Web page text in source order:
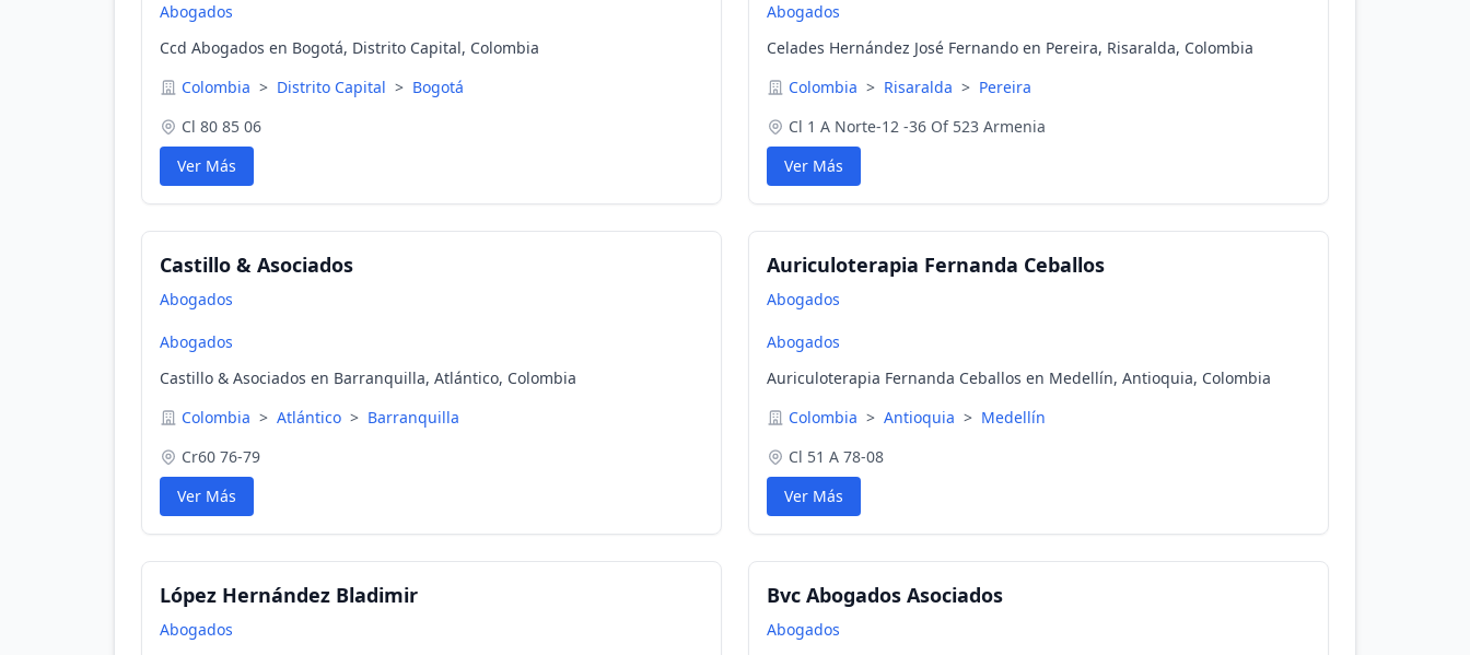
Abogados
Ccd Abogados en Bogotá, Distrito Capital, Colombia
Colombia > Distrito Capital > Bogotá
Cl 80 85 06
Ver Más
Abogados
Celades Hernández José Fernando en Pereira, Risaralda, Colombia
Colombia > Risaralda > Pereira
Cl 1 A Norte-12 -36 Of 523 Armenia
Ver Más
Castillo & Asociados
Abogados
Abogados
Castillo & Asociados en Barranquilla, Atlántico, Colombia
Colombia > Atlántico > Barranquilla
Cr60 76-79
Ver Más
Auriculoterapia Fernanda Ceballos
Abogados
Abogados
Auriculoterapia Fernanda Ceballos en Medellín, Antioquia, Colombia
Colombia > Antioquia > Medellín
Cl 51 A 78-08
Ver Más
López Hernández Bladimir
Abogados
Bvc Abogados Asociados
Abogados